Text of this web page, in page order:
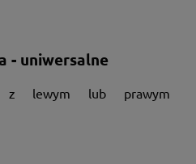
- uniwersalne
z lewym lub prawym